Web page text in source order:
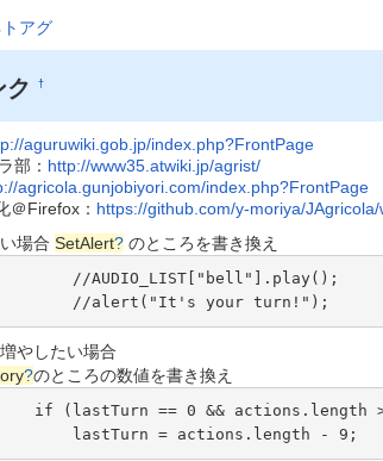
アグ
ク†
aguruwiki.gob.jp/index.php?FrontPage
部： http://www35.atwiki.jp/agrist/
agricola.gunjobiyori.com/index.php?FrontPage
＠Firefox： https://github.com/y-moriya/JAgricola/
場合 SetAlert? のところを書き換え
               //alert("It's your turn!");
やしたい場合
?のところの数値を書き換え
               lastTurn = actions.length - 9;